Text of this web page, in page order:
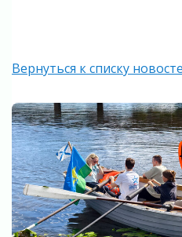
Вернуться к списку